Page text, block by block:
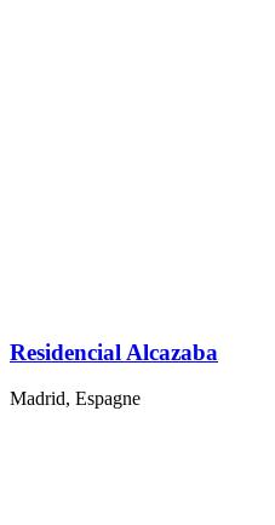
Residencial Alcazaba
Madrid, Espagne